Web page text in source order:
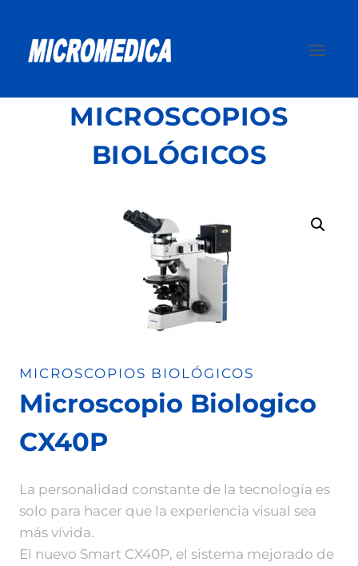
contenido
MICROSCOPIOS
BIOLÓGICOS
MICROSCOPIOS BIOLÓGICOS
Microscopio Biologico
CX40P
La personalidad constante de la tecnología es
solo para hacer que la experiencia visual sea
más vívida.
El nuevo Smart CX40P, el sistema mejorado de